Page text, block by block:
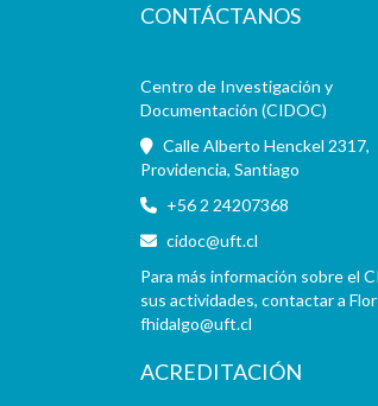
CONTÁCTANOS
Centro de Investigación y
Documentación (CIDOC)
Calle Alberto Henckel 2317,
Providencia, Santiago
+56 2 24207368
cidoc@uft.cl
Para más información sobre el
sus actividades, contactar a
fhidalgo@uft.cl
ACREDITACIÓN